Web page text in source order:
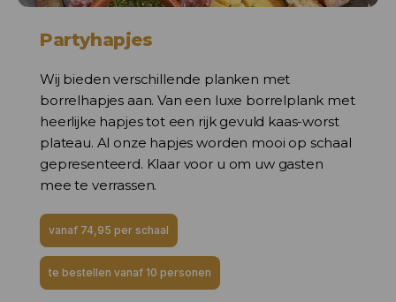
Partyhapjes
Wij bieden verschillende planken met
borrelhapjes aan. Van een luxe borrelplank met
heerlijke hapjes tot een rijk gevuld kaas-worst
plateau. Al onze hapjes worden mooi op schaal
gepresenteerd. Klaar voor u om uw gasten
mee te verrassen.
vanaf 74,95 per schaal
te bestellen vanaf 10 personen